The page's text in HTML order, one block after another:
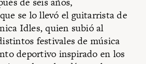
se lo llevó el guitarrista de
Idles, quien subió al
festivales de música
deportivo inspirado en los